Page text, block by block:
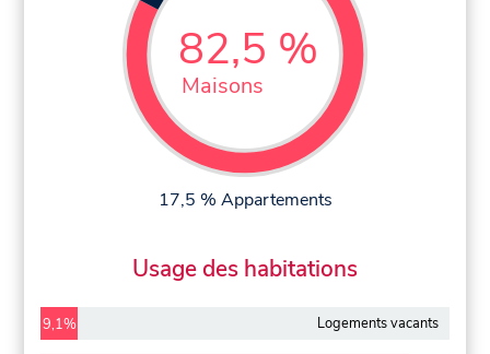
82,5 %
Maisons
17,5 % Appartements
Usage des habitations
9,1% Logements vacants